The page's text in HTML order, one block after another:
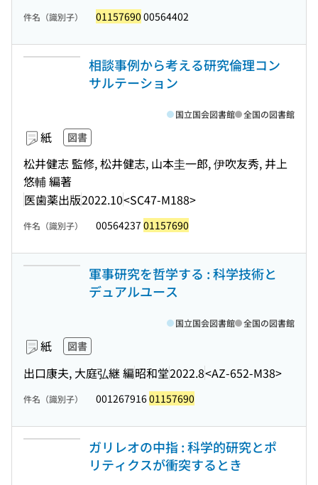
件名（識別子） 01157690 00564402
相談事例から考える研究倫理コン
サルテーション
紙 図書
松井健志 監修, 松井健志, 山本圭一郎, 伊吹友秀, 井上
悠輔 編著
医歯薬出版2022.10<SC47-M188>
国立国会図書館 全国の図書館
件名（識別子） 00564237 01157690
軍事研究を哲学する : 科学技術と
デュアルユース
紙 図書
出口康夫, 大庭弘継 編昭和堂2022.8<AZ-652-M38>
国立国会図書館 全国の図書館
件名（識別子） 00126791601157690
ガリレオの中指 : 科学的研究とポ
リティクスが衝突するとき